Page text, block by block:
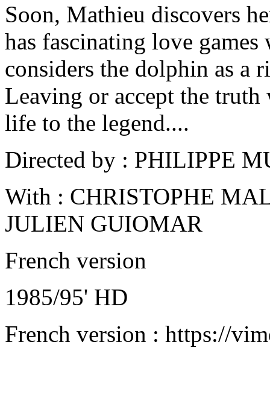
Soon, Mathieu discovers
has fascinating love
considers the dolphin as a
Leaving or accept the truth
life to the legend....
Directed by : PHILIPPE
With : CHRISTOPHE
JULIEN GUIOMAR
French version
1985/95' HD
French version : https://